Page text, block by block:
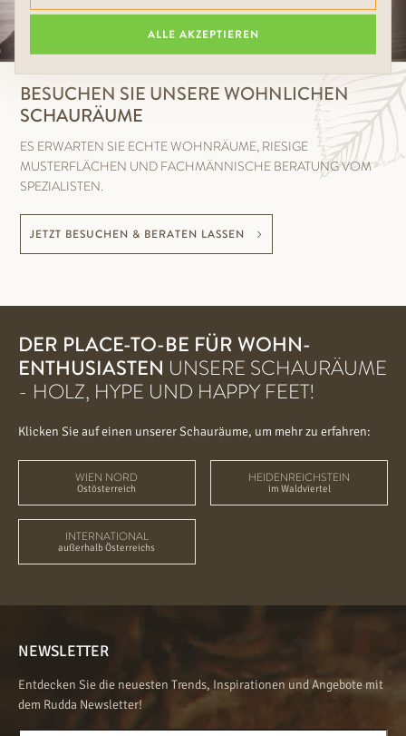
BESUCHEN SIE UNSERE WOHNLICHEN
SCHAURÄUME
ES ERWARTEN SIE ECHTE WOHNRÄUME, RIESIGE
MUSTERFLÄCHEN UND FACHMÄNNISCHE BERATUNG VOM
SPEZIALISTEN.
JETZT BESUCHEN & BERATEN LASSEN
DER PLACE-TO-BE FÜR WOHN-
ENTHUSIASTEN UNSERE SCHAURÄUME
- HOLZ, HYPE UND HAPPY FEET!
Klicken Sie auf einen unserer Schauräume, um mehr zu erfahren:
WIEN NORD
Ostösterreich
HEIDENREICHSTEIN
im Waldviertel
INTERNATIONAL
außerhalb Österreichs
NEWSLETTER
Entdecken Sie die neuesten Trends, Inspirationen und Angebote mit
dem Rudda Newsletter!
ALLE AKZEPTIEREN